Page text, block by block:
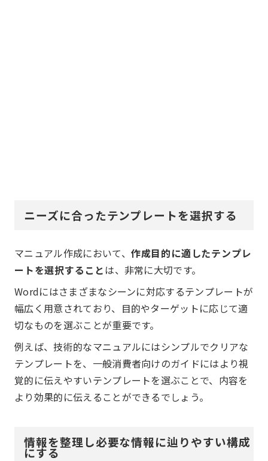
ニーズに合ったテンプレートを選択する
マニュアル作成において、 作成目的に適したテンプレ
ートを選択することは、非常に大切です。
Wordにはさまざまなシーンに対応するテンプレートが
幅広く用意されており、目的やターゲットに応じて適
切なものを選ぶことが重要です。
例えば、技術的なマニュアルにはシンプルでクリアな
テンプレートを、一般消費者向けのガイドにはより視
覚的に伝えやすいテンプレートを選ぶことで、内容を
より効果的に伝えることができるでしょう。
情報を整理し必要な情報に辿りやすい構成
にする